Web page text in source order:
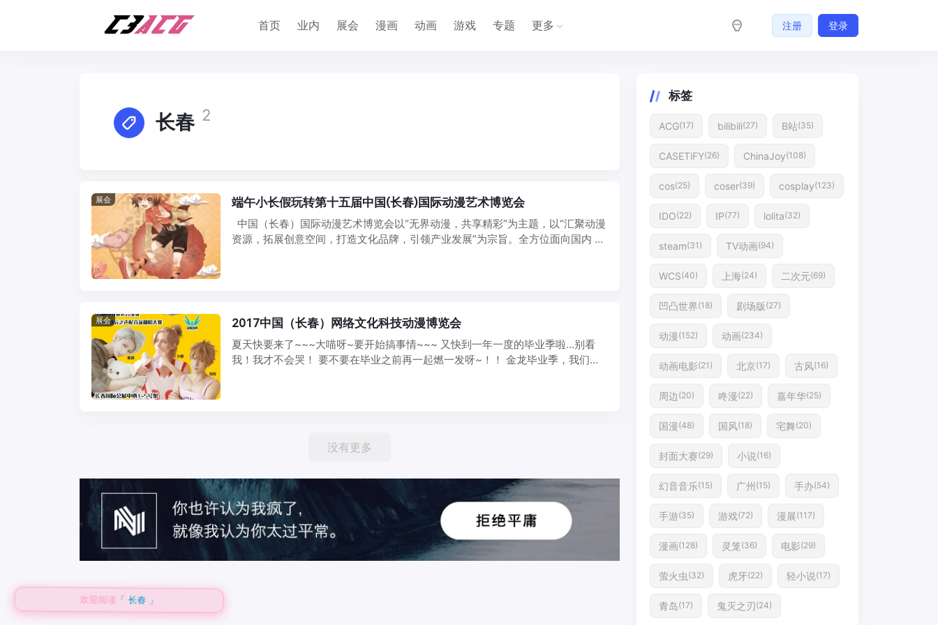
首页 业内 展会 漫画 动画 游戏 专题 更多 注册 登录
长春 2
展会 端午小长假玩转第十五届中国(长春)国际动漫艺术博览会
中国（长春）国际动漫艺术博览会以“无界动漫，共享精彩”为主题，以“汇聚动漫
资源，拓展创意空间，打造文化品牌，引领产业发展”为宗旨。全方位面向国内 ...
展会 2017中国（长春）网络文化科技动漫博览会
夏天快要来了~~~大喵呀~要开始搞事情~~~ 又快到一年一度的毕业季啦...别看
我！我才不会哭！ 要不要在毕业之前再一起燃一发呀~！！ 金龙毕业季，我们才
没有更多
标签
ACG(17) bilibili(27) B站(35)
CASETiFY(26) ChinaJoy(108)
cos(25) coser(39) cosplay(123)
IDO(22) IP(77) lolita(32)
steam(31) TV动画(94)
WCS(40) 上海(24) 二次元(69)
凹凸世界(18) 剧场版(27)
动漫(152) 动画(234)
动画电影(21) 北京(17) 古风(16)
周边 (20) 咚漫(22) 嘉年华(25)
国漫(48) 国风(18) 宅舞(20)
封面大赛(29) 小说(16)
幻音音乐(15) 广州 (15) 手办(54)
手游(35) 游戏(72) 漫展(117)
漫画(128) 灵笼(36) 电影(29)
萤火虫 (32) 虎牙(22) 轻小说(17)
青岛(17) 鬼灭之刃(24)
欢迎阅读 「 长春 」